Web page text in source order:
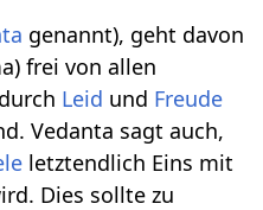
genannt), geht davon
frei von allen
Leid und Freude
Vedanta sagt auch,
letztendlich Eins mit
Dies sollte zu